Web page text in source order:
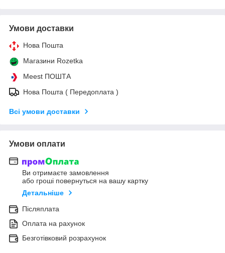
Умови доставки
Нова Пошта
Магазини Rozetka
Meest ПОШТА
Нова Пошта ( Передоплата )
Всі умови доставки
Умови оплати
Ви отримаєте замовлення
або гроші повернуться на вашу картку
Детальніше
Післяплата
Оплата на рахунок
Безготівковий розрахунок